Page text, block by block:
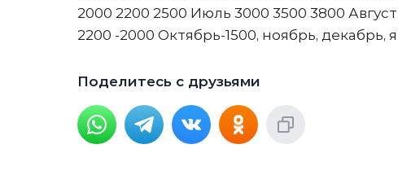
2000 2200 2500 Июль 3000 3500 3800 Август
2200 -2000 Октябрь-1500, ноябрь,
Поделитесь с друзьями